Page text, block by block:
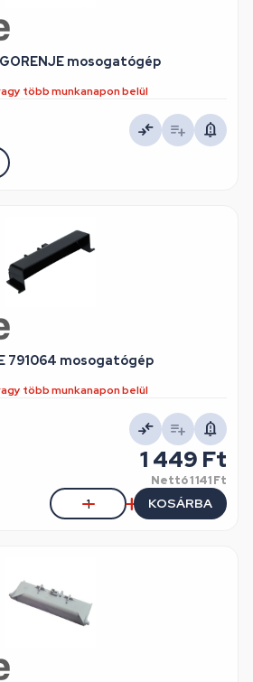
mosogatógép
több munkanapon belül
791064 mosogatógép
több munkanapon belül
1 449 Ft
Nettó1 141 Ft
KOSÁRBA